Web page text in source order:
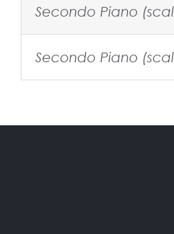
Secondo Piano
Secondo Piano